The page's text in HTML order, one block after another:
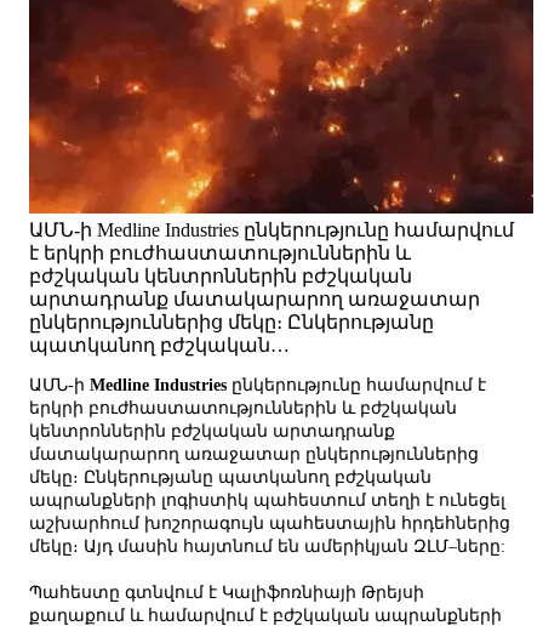
ԱՄՆ-ի Medline Industries ընկերությունը համարվում
է երկրի բուժհաստատություններին և
բժշկական կենտրոններին բժշկական
արտադրանք մատակարարող առաջատար
ընկերություններից մեկը։ Ընկերությանը
պատկանող բժշկական…
ԱՄՆ-ի Medline Industries ընկերությունը համարվում է
երկրի բուժհաստատություններին և բժշկական
կենտրոններին բժշկական արտադրանք
մատակարարող առաջատար ընկերություններից
մեկը։ Ընկերությանը պատկանող բժշկական
ապրանքների լոգիստիկ պահեստում տեղի է ունեցել
աշխարհում խոշորագույն պահեստային հրդեհներից
մեկը։ Այդ մասին հայտնում են ամերիկյան ԶԼՄ–ները:
Պահեստը գտնվում է Կալիֆոռնիայի Թրեյսի
քաղաքում և համարվում է բժշկական ապրանքների